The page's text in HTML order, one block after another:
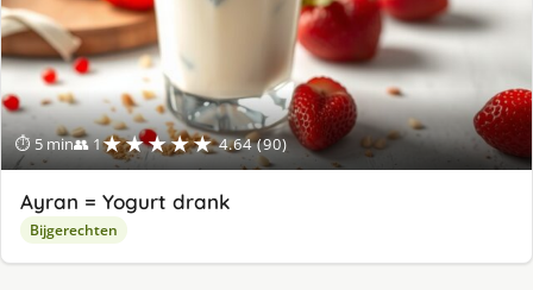
⏱ 5 min👥 1★★★★★ 4.64 (90)
Ayran = Yogurt drank
Bijgerechten